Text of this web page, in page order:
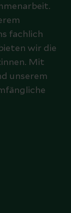
fachlich
wir die
Mit
unserem